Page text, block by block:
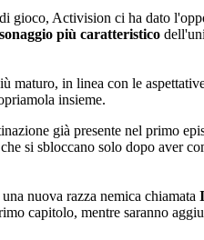
gioco, Activision ci ha dato
più caratteristico
maturo, in linea con le
insieme.
già presente nel primo
si sbloccano solo dopo aver
nuova razza nemica chiamata
capitolo, mentre saranno